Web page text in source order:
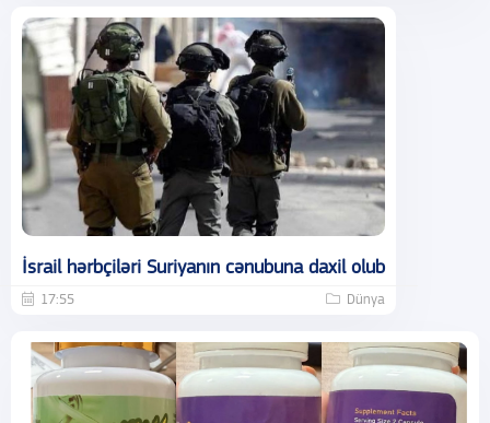
İsrail hərbçiləri Suriyanın cənubuna daxil olub
17:55 Dünya